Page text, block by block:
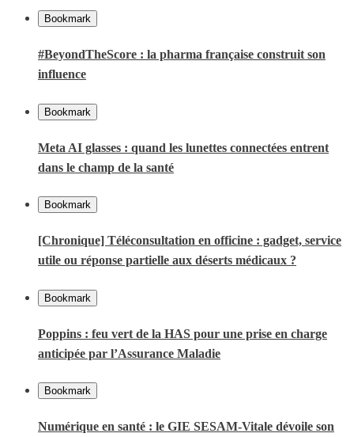
Bookmark
#BeyondTheScore : la pharma française construit son
influence
Bookmark
Meta AI glasses : quand les lunettes connectées entrent
dans le champ de la santé
Bookmark
[Chronique] Téléconsultation en officine : gadget, service
utile ou réponse partielle aux déserts médicaux ?
Bookmark
Poppins : feu vert de la HAS pour une prise en charge
anticipée par l’Assurance Maladie
Bookmark
Numérique en santé : le GIE SESAM-Vitale dévoile son